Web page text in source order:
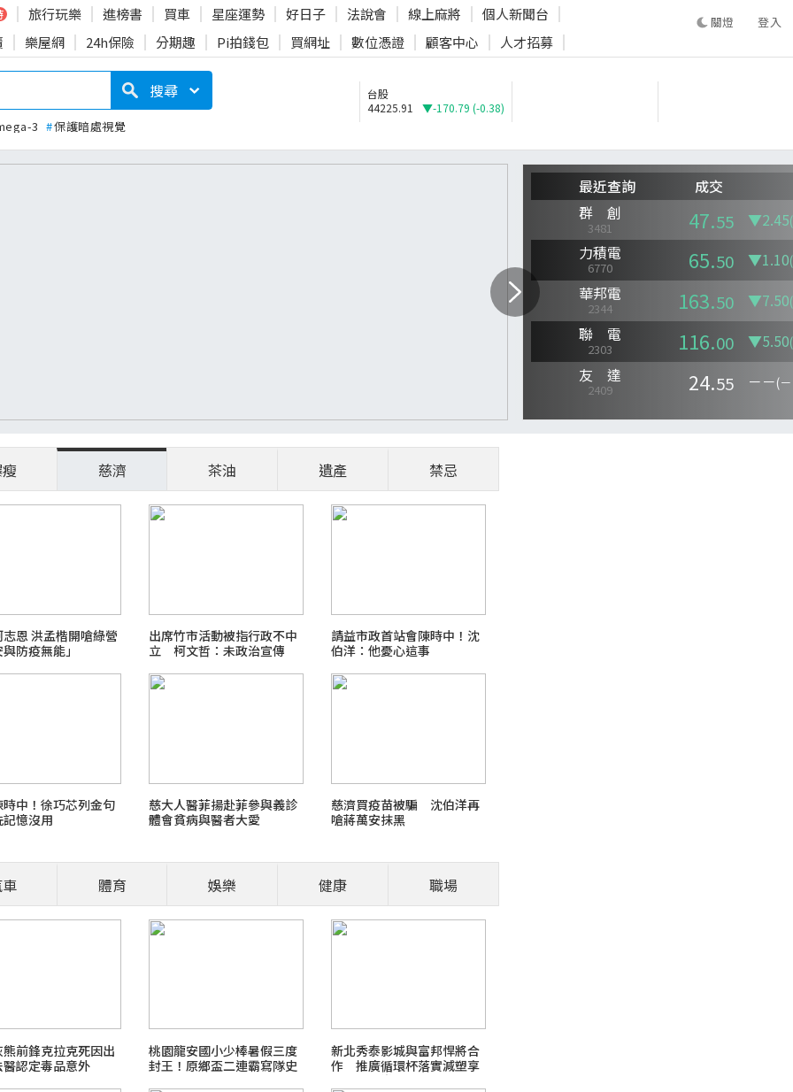
旅行玩樂 進榜書 買車 星座運勢 好日子 法說會 線上麻將
個人新聞台
樂屋網 24h保險 分期趣 Pi拍錢包 買網址 數位憑證 顧客中心 人才招募
登入
登入
搜尋
3 #保護暗處視覺
台股
44225.91
▼-170.79 (-0.38)
職場菜鳥生存
2026 FIFA世界盃足球賽
慈濟 茶油 遺產 禁忌
恩 洪孟楷開嗆綠營
防疫無能」
出席竹市活動被指行政不中
立 柯文哲：未政治宣傳
請益市政首站會陳時中！沈
伯洋：他憂心這事
中！徐巧芯列金句
憶沒用
慈大人醫菲揚赴菲參與義診
體會貧病與醫者大愛
慈濟買疫苗被騙 沈伯洋再
嗆蔣萬安抹黑
體育 娛樂 健康 職場
熊前鋒克拉克死因出
認定毒品意外
桃園龍安國小少棒暑假三度
封王！原鄉盃二連霸寫隊史
新北秀泰影城與富邦悍將合
作 推廣循環杯落實減塑享
受無痕娛樂